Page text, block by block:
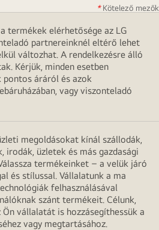
*Kötelező mezők
termékek elérhetősége az LG
partnereinknél eltérő lehet
változhat. A rendelkezésre álló
Kérjük, minden esetben
áráról és azok
vagy viszonteladó
megoldásokat kínál szállodák,
irodák, üzletek és más gazdasági
termékeinket – a velük járó
és stílussal. Vállalatunk a ma
felhasználásával
szánt termékeit. Célunk,
vállalatát is hozzásegíthessük a
vagy megtartásához.